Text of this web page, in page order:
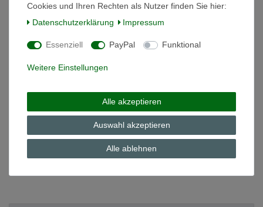
12,98 EUR *
Grundpreis12,98 € / Stück
auf Lager
In den Warenkorb
Wunschliste
Cookies und Ihren Rechten als Nutzer finden Sie hier:
Daten­schutz­erklärung
Impressum
Essenziell PayPal Funktional
Weitere Einstellungen
Alle akzeptieren
Auswahl akzeptieren
Alle ablehnen